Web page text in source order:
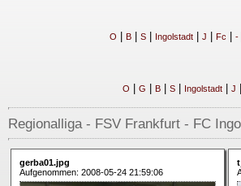
O B| S| Ingolstadt| J Fc -|
O G B| S| Ingolstadt| J
Regionalliga - FSV Frankfurt - FC
gerba01.jpg
Aufgenommen: 2008-05-24 21:59:06